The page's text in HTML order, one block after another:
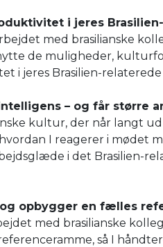
i jeres
med brasilianske
de muligheder,
i jeres Brasilien-
– og får større
kultur, der når langt
I reagerer i mødet
i det Brasilien-
opbygger en fælles
med brasilianske
så I